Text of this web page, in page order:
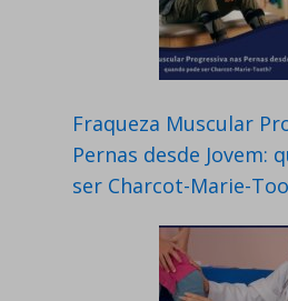
Fraqueza Muscular
Pernas desde Jovem:
ser Charcot-Marie-